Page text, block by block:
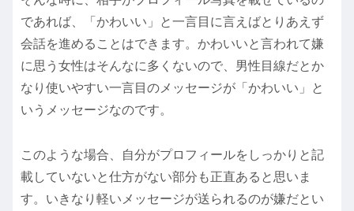
であれば、「かわいい」と一言目に言えばとりあえず
会話を進めることはできます。かわいいと言われて嫌
に思う女性はそんなに多くないので、男性目線だとか
なり使いやすい一言目のメッセージが「かわいい」と
いうメッセージなのです。
このような場合、自分がプロフィールをしっかりと記
載していないと仕方がない部分も正直あると思いま
す。いきなり軽いメッセージが送られるのが嫌だとい